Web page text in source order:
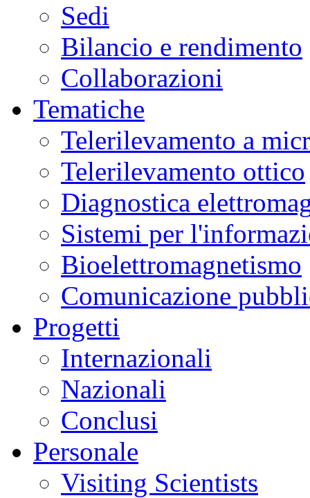
Sedi
Bilancio e rendimento
Collaborazioni
Tematiche
Telerilevamento a
Telerilevamento ottico
Diagnostica
Sistemi per
Bioelettromagnetismo
Comunicazione
Progetti
Internazionali
Nazionali
Conclusi
Personale
Visiting Scientists